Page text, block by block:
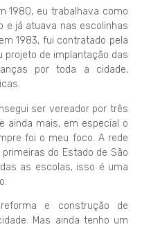
1980, eu trabalhava como
e já atuava nas escolinhas
1983, fui contratado pela
projeto de implantação das
por toda a cidade,
ser vereador por três
ainda mais, em especial o
foi o meu foco. A rede
do Estado de São
as escolas, isso é uma
e construção de
Mas ainda tenho um